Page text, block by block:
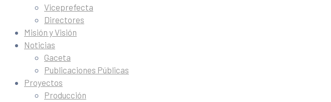
Viceprefecta
Directores
Misión y Visión
Noticias
Gaceta
Publicaciones Públicas
Proyectos
Producción